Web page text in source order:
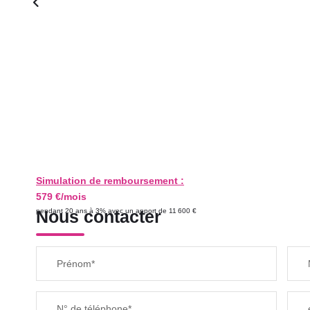
Simulation de remboursement :
579 €/mois
pendant 20 ans à 3% avec un apport de 11 600 €
Nous contacter
Prénom*